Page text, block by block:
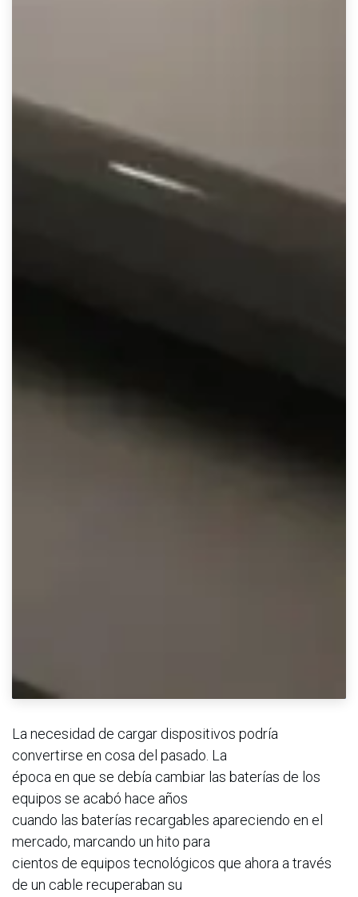
La necesidad de cargar dispositivos podría
convertirse en cosa del pasado. La
época en que se debía cambiar las baterías de los
equipos se acabó hace años
cuando las baterías recargables apareciendo en el
mercado, marcando un hito para
cientos de equipos tecnológicos que ahora a través
de un cable recuperaban su